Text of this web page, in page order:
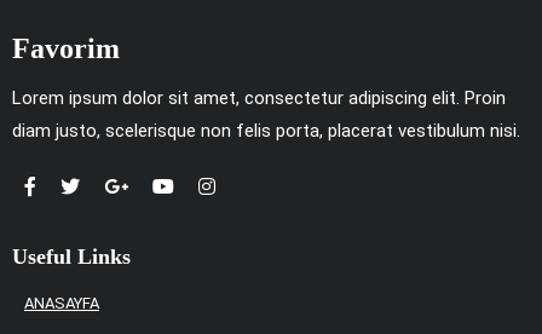
Favorim
Lorem ipsum dolor sit amet, consectetur adipiscing elit. Proin
diam justo, scelerisque non felis porta, placerat vestibulum nisi.
Useful Links
ANASAYFA